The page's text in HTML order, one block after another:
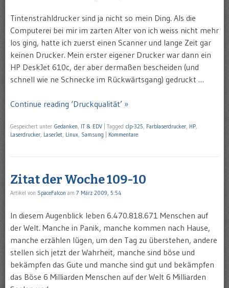
Tintenstrahldrucker sind ja nicht so mein Ding. Als die
Computerei bei mir im zarten Alter von ich weiss nicht mehr
los ging, hatte ich zuerst einen Scanner und lange Zeit gar
keinen Drucker. Mein erster eigener Drucker war dann ein
HP DeskJet 610c, der aber dermaßen bescheiden (und
schnell wie ne Schnecke im Rückwärtsgang) gedruckt …
Continue reading ‘Druckqualität’ »
Gespeichert unter Gedanken, IT & EDV Tagged clp-325, Farblaserdrucker, HP,
Laserdrucker, LaserJet, Linux, Samsung Kommentare
Zitat der Woche 109-10
Artikel von SpaceFalcon am 7 März 2009, 5:54
In diesem Augenblick leben 6.470.818.671 Menschen auf
der Welt. Manche in Panik, manche kommen nach Hause,
manche erzählen lügen, um den Tag zu überstehen, andere
stellen sich jetzt der Wahrheit, manche sind böse und
bekämpfen das Gute und manche sind gut und bekämpfen
das Böse 6 Milliarden Menschen auf der Welt 6 Milliarden